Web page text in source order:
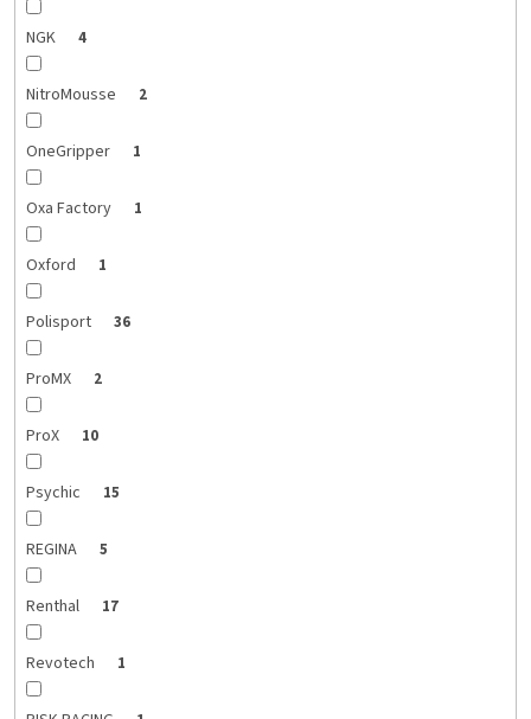
NGK 4
NitroMousse 2
OneGripper 1
Oxa Factory 1
Oxford 1
Polisport 36
ProMX 2
ProX 10
Psychic 15
REGINA 5
Renthal 17
Revotech 1